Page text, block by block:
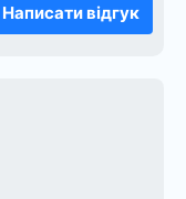
Написати відгук